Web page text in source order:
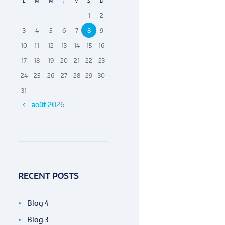
août2026
1
2
3
4 5 6 7 8
9
10
11 12 13 14 15
16
17
18 19 20 21 22
23
24
25 26 27 28 29
30
31
RECENT POSTS
Blog 4
Blog 3